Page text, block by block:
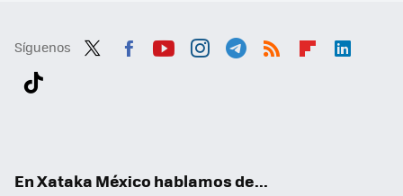
Síguenos
En Xataka México hablamos de...